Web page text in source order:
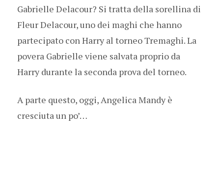
Gabrielle Delacour? Si tratta della sorellina di
Fleur Delacour, uno dei maghi che hanno
partecipato con Harry al torneo Tremaghi. La
povera Gabrielle viene salvata proprio da
Harry durante la seconda prova del torneo.
A parte questo, oggi, Angelica Mandy è
cresciuta un po’…